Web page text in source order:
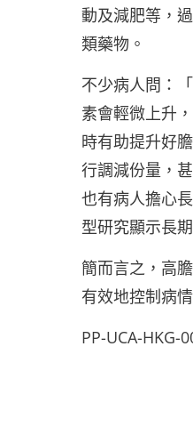
動及減肥等，
類藥物。
不少病人問：
素會輕微上升
時有助提升好
行調減份量，
也有病人擔心
型研究顯示長
簡而言之，高
有效地控制病情
PP-UCA-HKG-